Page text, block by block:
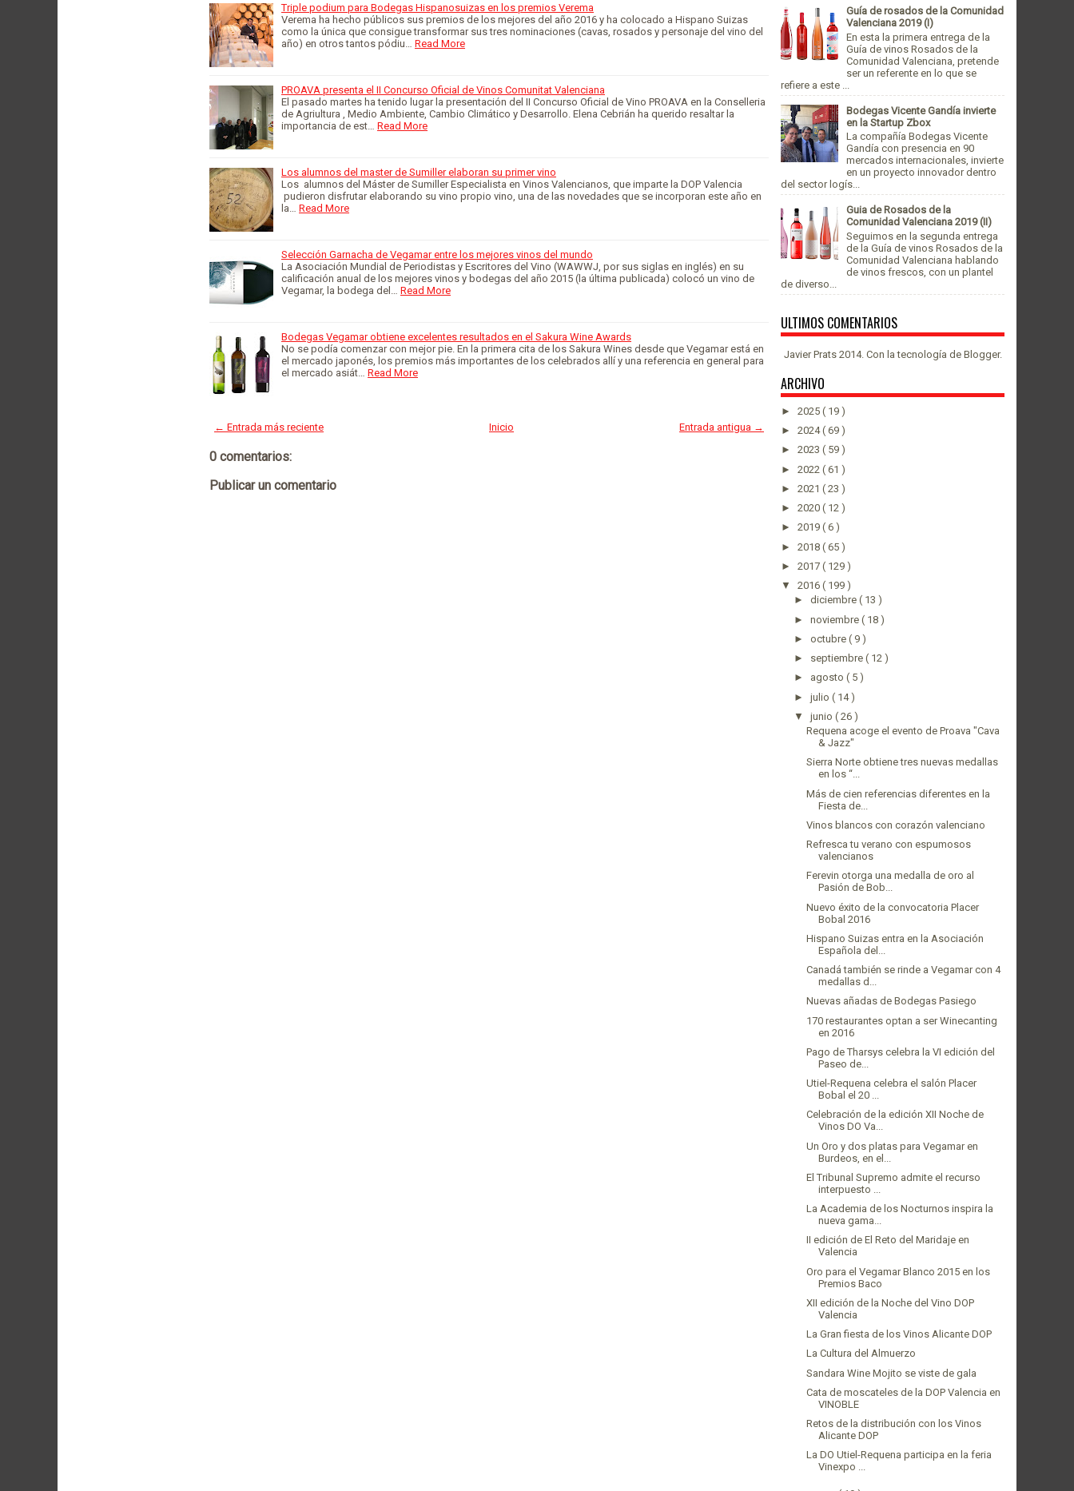
Triple podium para Bodegas Hispanosuizas en los premios Verema
Verema ha hecho públicos sus premios de los mejores del año 2016 y ha colocado a Hispano Suizas
como la única que consigue transformar sus tres nominaciones (cavas, rosados y personaje del vino del
año) en otros tantos pódiu…
Read More
PROAVA presenta el II Concurso Oficial de Vinos Comunitat Valenciana
El pasado martes ha tenido lugar la presentación del II Concurso Oficial de Vino PROAVA en la Conselleria
de Agriultura , Medio Ambiente, Cambio Climático y Desarrollo. Elena Cebrián ha querido resaltar la
importancia de est…
Read More
Los alumnos del master de Sumiller elaboran su primer vino
Los alumnos del Máster de Sumiller Especialista en Vinos Valencianos, que imparte la DOP Valencia
pudieron disfrutar elaborando su vino propio vino, una de las novedades que se incorporan este año en
la…
Read More
Selección Garnacha de Vegamar entre los mejores vinos del mundo
La Asociación Mundial de Periodistas y Escritores del Vino (WAWWJ, por sus siglas en inglés) en su
calificación anual de los mejores vinos y bodegas del año 2015 (la última publicada) colocó un vino de
Vegamar, la bodega del…
Read More
Bodegas Vegamar obtiene excelentes resultados en el Sakura Wine Awards
No se podía comenzar con mejor pie. En la primera cita de los Sakura Wines desde que Vegamar está en
el mercado japonés, los premios más importantes de los celebrados allí y una referencia en general para
el mercado asiát…
Read More
← Entrada más reciente Entrada antigua →
Inicio
0 comentarios:
Publicar un comentario
Guía de rosados de la Comunidad
Valenciana 2019 (I)
En esta la primera entrega de la
Guía de vinos Rosados de la
Comunidad Valenciana, pretende
ser un referente en lo que se
refiere a este ...
Bodegas Vicente Gandía invierte
en la Startup Zbox
La compañía Bodegas Vicente
Gandía con presencia en 90
mercados internacionales, invierte
en un proyecto innovador dentro
del sector logís...
Guia de Rosados de la
Comunidad Valenciana 2019 (II)
Seguimos en la segunda entrega
de la Guía de vinos Rosados de la
Comunidad Valenciana hablando
de vinos frescos, con un plantel
de diverso...
ULTIMOS COMENTARIOS
Javier Prats 2014. Con la tecnología de Blogger.
ARCHIVO
► 2025 ( 19 )
► 2024( 69 )
► 2023 ( 59 )
► 2022 ( 61 )
► 2021 ( 23 )
► 2020 ( 12 )
► 2019 ( 6 )
► 2018 ( 65 )
► 2017 ( 129 )
▼ 2016 ( 199 )
► diciembre ( 13 )
► noviembre ( 18 )
► octubre ( 9 )
► septiembre ( 12 )
► agosto ( 5 )
► julio ( 14 )
▼ junio ( 26 )
Requena acoge el evento de Proava "Cava
& Jazz"
Sierra Norte obtiene tres nuevas medallas
en los “...
Más de cien referencias diferentes en la
Fiesta de...
Vinos blancos con corazón valenciano
Refresca tu verano con espumosos
valencianos
Ferevin otorga una medalla de oro al
Pasión de Bob...
Nuevo éxito de la convocatoria Placer
Bobal 2016
Hispano Suizas entra en la Asociación
Española del...
Canadá también se rinde a Vegamar con 4
medallas d...
Nuevas añadas de Bodegas Pasiego
170 restaurantes optan a ser Winecanting
en 2016
Pago de Tharsys celebra la VI edición del
Paseo de...
Utiel-Requena celebra el salón Placer
Bobal el 20 ...
Celebración de la edición XII Noche de
Vinos DO Va...
Un Oro y dos platas para Vegamar en
Burdeos, en el...
El Tribunal Supremo admite el recurso
interpuesto ...
La Academia de los Nocturnos inspira la
nueva gama...
II edición de El Reto del Maridaje en
Valencia
Oro para el Vegamar Blanco 2015 en los
Premios Baco
XII edición de la Noche del Vino DOP
Valencia
La Gran fiesta de los Vinos Alicante DOP
La Cultura del Almuerzo
Sandara Wine Mojito se viste de gala
Cata de moscateles de la DOP Valencia en
VINOBLE
Retos de la distribución con los Vinos
Alicante DOP
La DO Utiel-Requena participa en la feria
Vinexpo ...